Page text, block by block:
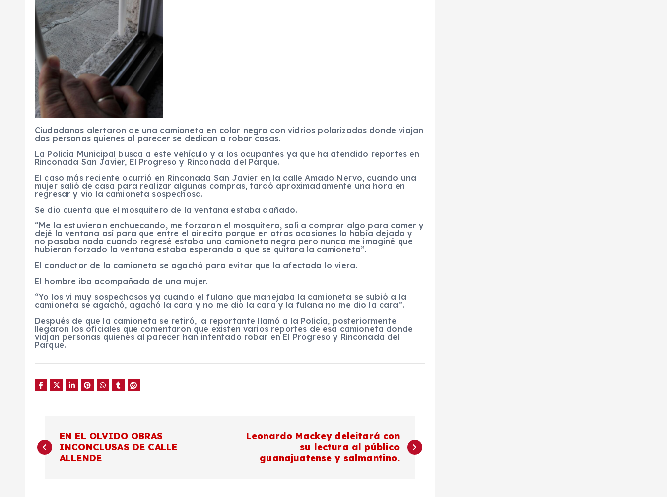
Ciudadanos alertaron de una camioneta en color negro con vidrios polarizados donde viajan
dos personas quienes al parecer se dedican a robar casas.
La Policía Municipal busca a este vehículo y a los ocupantes ya que ha atendido reportes en
Rinconada San Javier, El Progreso y Rinconada del Parque.
El caso más reciente ocurrió en Rinconada San Javier en la calle Amado Nervo, cuando una
mujer salió de casa para realizar algunas compras, tardó aproximadamente una hora en
regresar y vio la camioneta sospechosa.
Se dio cuenta que el mosquitero de la ventana estaba dañado.
“Me la estuvieron enchuecando, me forzaron el mosquitero, salí a comprar algo para comer y
dejé la ventana así para que entre el airecito porque en otras ocasiones lo había dejado y
no pasaba nada cuando regresé estaba una camioneta negra pero nunca me imaginé que
hubieran forzado la ventana estaba esperando a que se quitara la camioneta”.
El conductor de la camioneta se agachó para evitar que la afectada lo viera.
El hombre iba acompañado de una mujer.
“Yo los vi muy sospechosos ya cuando el fulano que manejaba la camioneta se subió a la
camioneta se agachó, agachó la cara y no me dio la cara y la fulana no me dio la cara”.
Después de que la camioneta se retiró, la reportante llamó a la Policía, posteriormente
llegaron los oficiales que comentaron que existen varios reportes de esa camioneta donde
viajan personas quienes al parecer han intentado robar en El Progreso y Rinconada del
Parque.
a
EN EL OLVIDO OBRAS
INCONCLUSAS DE CALLE
ALLENDE
Leonardo Mackey deleitará con
su lectura al público
guanajuatense y salmantino.